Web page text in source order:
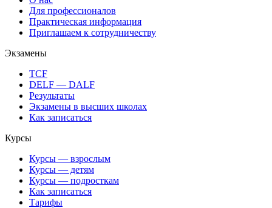
Для профессионалов
Практическая информация
Приглашаем к сотрудничеству
Экзамены
TCF
DELF — DALF
Результаты
Экзамены в высших школах
Как записаться
Курсы
Курсы — взрослым
Курсы — детям
Курсы — подросткам
Как записаться
Тарифы